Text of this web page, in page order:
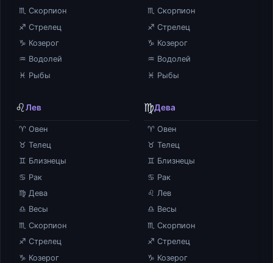
♏ Скорпион
♐ Стрелец
♑ Козерог
♒ Водолей
♓ Рыбы
♏ Скорпион
♐ Стрелец
♑ Козерог
♒ Водолей
♓ Рыбы
♌Лев
♈ Овен
♉ Телец
♊ Близнецы
♋ Рак
♍ Дева
♎ Весы
♏ Скорпион
♐ Стрелец
♑ Козерог
♍Дева
♈ Овен
♉ Телец
♊ Близнецы
♋ Рак
♌ Лев
♎ Весы
♏ Скорпион
♐ Стрелец
♑ Козерог